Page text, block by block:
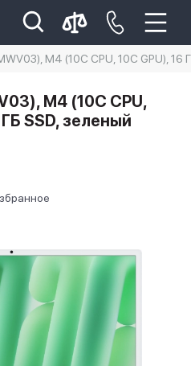
14
M4 (10C CPU, 10C GPU), 16
M4 (10C CPU,
SSD, зеленый